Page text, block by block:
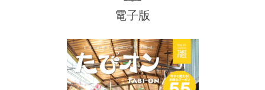
電子版